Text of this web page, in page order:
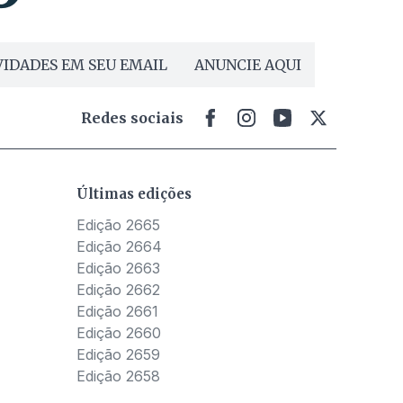
EM SEU EMAIL ANUNCIE AQUI
Redes sociais
Últimas edições
Edição 2665
Edição 2664
Edição 2663
Edição 2662
Edição 2661
Edição 2660
Edição 2659
Edição 2658